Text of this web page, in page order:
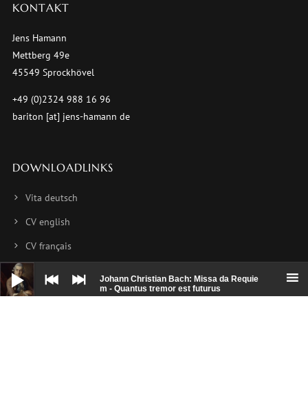
Audio-
Player
Johann Christian Bach: Missa da Requie
m - Quantus tremor est futurus
KONTAKT
Jens Hamann
Mettberg 49e
45549 Sprockhövel
+49 (0)2324 988 16 96
bariton [at] jens-hamann de
DOWNLOADLINKS
Vita deutsch
CV english
CV français
Foto 2